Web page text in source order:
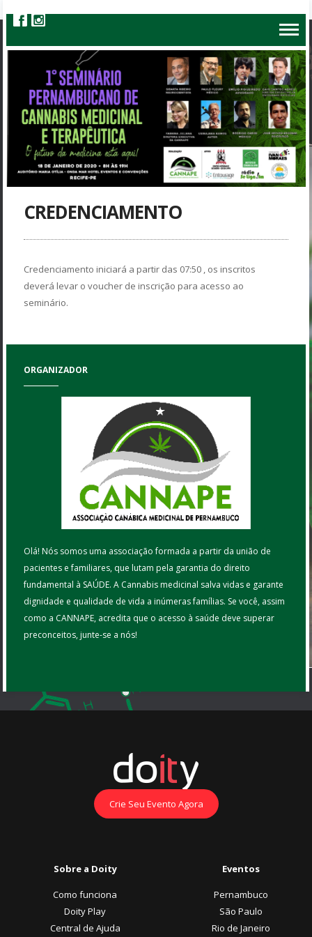
CREDENCIAMENTO
Credenciamento iniciará a partir das 07:50 , os inscritos
deverá levar o voucher de inscrição para acesso ao
seminário.
ORGANIZADOR
Olá! Nós somos uma associação formada a partir da união de
pacientes e familiares, que lutam pela garantia do direito
fundamental à SAÚDE. A Cannabis medicinal salva vidas e garante
dignidade e qualidade de vida a inúmeras famílias. Se você, assim
como a CANNAPE, acredita que o acesso à saúde deve superar
preconceitos, junte-se a nós!
Crie Seu Evento Agora
Sobre a Doity
Como funciona
Doity Play
Central de Ajuda
Eventos
Pernambuco
São Paulo
Rio de Janeiro